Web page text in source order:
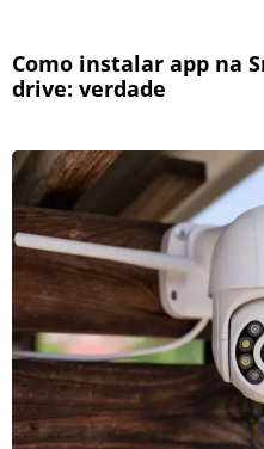
Como instalar app na
drive: verdade